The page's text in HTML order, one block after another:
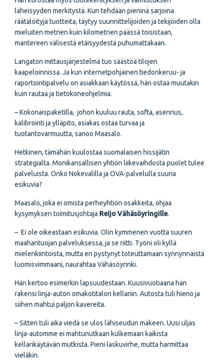
läheisyyden merkitystä. Kun tehdään pieninä sarjoina
räätälöityjä tuotteita, täytyy suunnittelijoiden ja tekijöiden olla
mieluiten metrien kuin kilometrien päässä toisistaan,
mantereen välisestä etäisyydestä puhumattakaan.
Langaton mittausjärjestelmä tuo säästöä tilojen
kaapeloinnissa. Ja kun internetpohjainen tiedonkeruu- ja
raportointipalvelu on asiakkaan käytössä, hän ostaa muutakin
kuin rautaa ja tietokoneohjelmia.
– Kokonaispaketilla, johon kuuluu rauta, softa, asennus,
kalibrointi ja ylläpito, asiakas ostaa turvaa ja
tuotantovarmuutta, sanoo Maasalo.
Hetkinen, tämähän kuulostaa suomalaisen hissi­jätin
strategialta. Monikansallisen yhtiön liike­vaihdosta puolet tulee
palveluista. Onko Nokevalilla ja OVA-palvelulla suuria
esikuvia?
Maasalo, joka ei omista perheyhtiön osakkeita, ohjaa
kysymyksen toimitusjohtaja Reijo Vähäsöyringille.
– Ei ole oikeastaan esikuvia. Olin kymmenen vuotta suuren
maahantuojan palveluksessa, ja se riitti. Työni oli kyllä
mielenkiintoista, mutta en pystynyt toteuttamaan synnynnäistä
luomis­vimmaani, naurahtaa Vähäsöyrinki.
Hän kertoo esimerkin lapsuudestaan. Kuusivuotiaana hän
rakensi linja-auton omakotitalon kellariin. Autosta tuli hieno ja
siihen mahtui paljon kavereita.
– Sitten tuli aika viedä se ulos lähiseudun mäkeen. Uusi uljas
linja-automme ei mahtunutkaan kulkemaan kaikista
kellarikäytävän mutkista. Pieni laskuvirhe, mutta harmittaa
vieläkin.